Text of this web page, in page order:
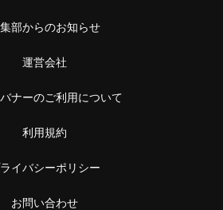
部からのお知らせ
運営会社
ナーのご利用について
利用規約
イバシーポリシー
お問い合わせ